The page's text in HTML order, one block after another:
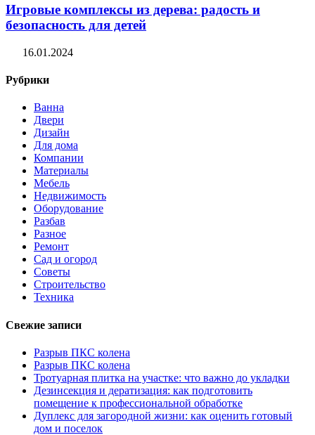
Игровые комплексы из дерева: радость и
безопасность для детей
16.01.2024
Рубрики
Ванна
Двери
Дизайн
Для дома
Компании
Материалы
Мебель
Недвижимость
Оборудование
Разбав
Разное
Ремонт
Сад и огород
Советы
Строительство
Техника
Свежие записи
Разрыв ПКС колена
Разрыв ПКС колена
Тротуарная плитка на участке: что важно до укладки
Дезинсекция и дератизация: как подготовить
помещение к профессиональной обработке
Дуплекс для загородной жизни: как оценить готовый
дом и поселок